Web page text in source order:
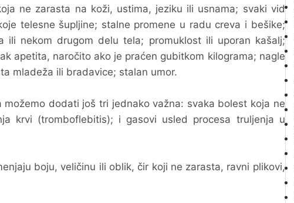
ne zarasta na koži, ustima, jeziku ili usnama; svaki vid
telesne šupljine; stalne promene u radu creva i bešike;
ili nekom drugom delu tela; promuklost ili uporan kašalj;
apetita, naročito ako je praćen gubitkom kilograma; nagle
mladeža ili bradavice; stalan umor.
dodati još tri jednako važna: svaka bolest koja ne
krvi (tromboflebitis); i gasovi usled procesa truljenja u
boju, veličinu ili oblik, čir koji ne zarasta, ravni plikovi,